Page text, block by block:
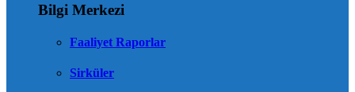
Bilgi Merkezi
Faaliyet Raporlar
Sirküler